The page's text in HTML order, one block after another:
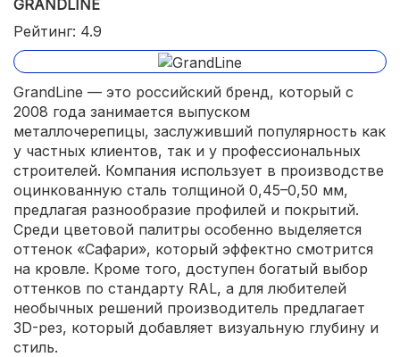
GRANDLINE
Рейтинг: 4.9
GrandLine — это российский бренд, который с
2008 года занимается выпуском
металлочерепицы, заслуживший популярность как
у частных клиентов, так и у профессиональных
строителей. Компания использует в производстве
оцинкованную сталь толщиной 0,45–0,50 мм,
предлагая разнообразие профилей и покрытий.
Среди цветовой палитры особенно выделяется
оттенок «Сафари», который эффектно смотрится
на кровле. Кроме того, доступен богатый выбор
оттенков по стандарту RAL, а для любителей
необычных решений производитель предлагает
3D-рез, который добавляет визуальную глубину и
стиль.